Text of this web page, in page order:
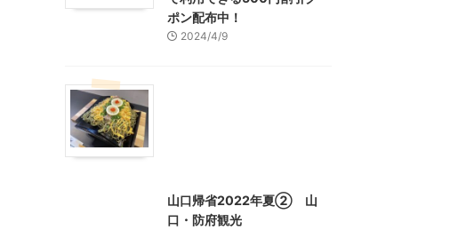
ポン配布中！
2024/4/9
山口帰省2022年夏② 山
口・防府観光